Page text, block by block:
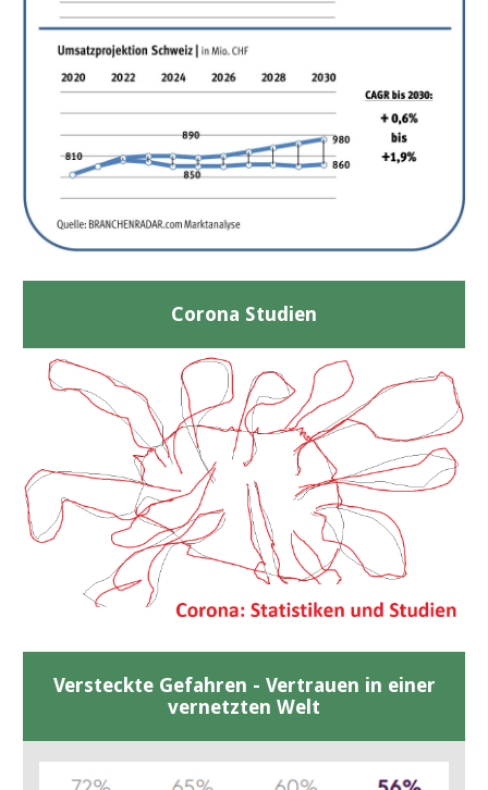
Corona Studien
Versteckte Gefahren - Vertrauen in einer
vernetzten Welt